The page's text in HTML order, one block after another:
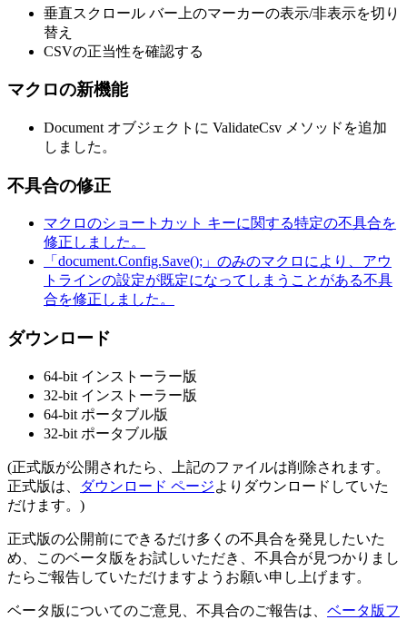
垂直スクロール バー上のマーカーの表示/非表示を切り
替え
CSVの正当性を確認する
マクロの新機能
Document オブジェクトに ValidateCsv メソッドを追加
しました。
不具合の修正
マクロのショートカット キーに関する特定の不具合を
修正しました。
「document.Config.Save();」のみのマクロにより、アウ
トラインの設定が既定になってしまうことがある不具
合を修正しました。
ダウンロード
64-bit インストーラー版
32-bit インストーラー版
64-bit ポータブル版
32-bit ポータブル版
(正式版が公開されたら、上記のファイルは削除されます。
正式版は、
ダウンロード ページよりダウンロードしていた
だけます。)
正式版の公開前にできるだけ多くの不具合を発見したいた
め、このベータ版をお試しいただき、不具合が見つかりまし
たらご報告していただけますようお願い申し上げます。
ベータ版についてのご意見、不具合のご報告は、 ベータ版フ